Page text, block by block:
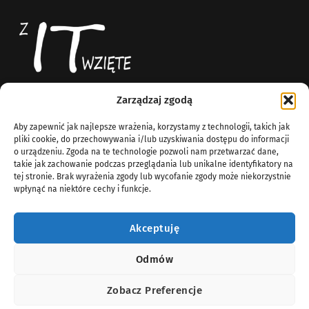
Zarządzaj zgodą
Aby zapewnić jak najlepsze wrażenia, korzystamy z technologii, takich jak
pliki cookie, do przechowywania i/lub uzyskiwania dostępu do informacji
o urządzeniu. Zgoda na te technologie pozwoli nam przetwarzać dane,
takie jak zachowanie podczas przeglądania lub unikalne identyfikatory na
tej stronie. Brak wyrażenia zgody lub wycofanie zgody może niekorzystnie
wpłynąć na niektóre cechy i funkcje.
Akceptuję
Odmów
Zobacz Preferencje
Blog technologiczny
info@zitwziete.org
O Nas
Komputery
Linux